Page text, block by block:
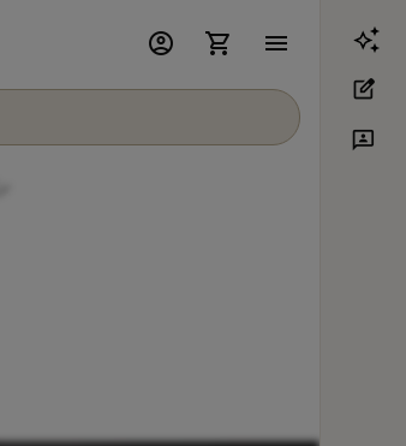
account_circle shopping_cart menu
edit_square
3p